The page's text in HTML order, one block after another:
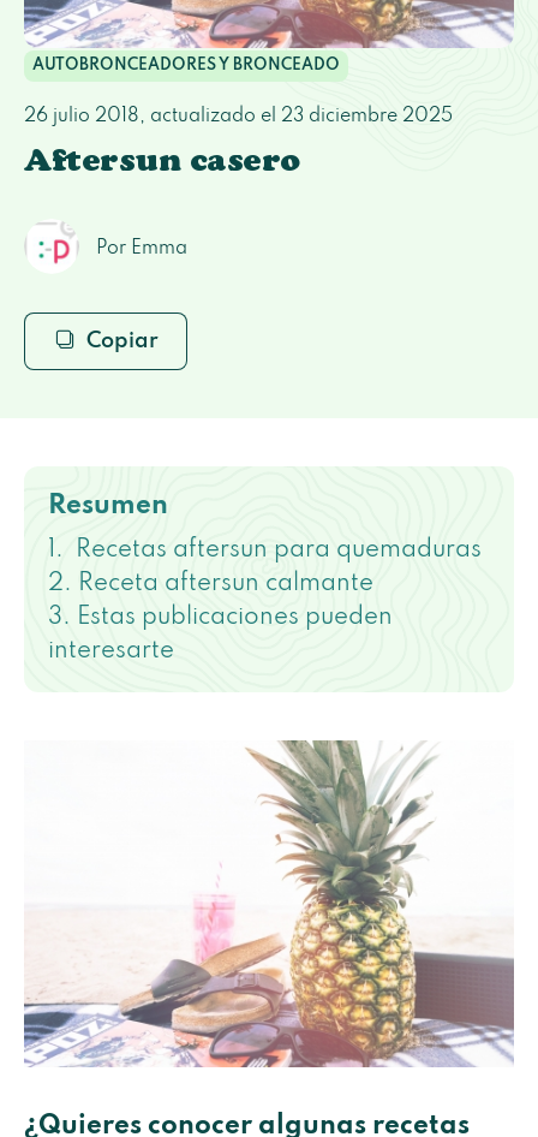
AUTOBRONCEADORES Y BRONCEADO
26 julio 2018, actualizado el 23 diciembre 2025
Aftersun casero
Por Emma
Copiar
Resumen
Recetas aftersun para quemaduras
Receta aftersun calmante
Estas publicaciones pueden
interesarte
¿Quieres conocer algunas recetas